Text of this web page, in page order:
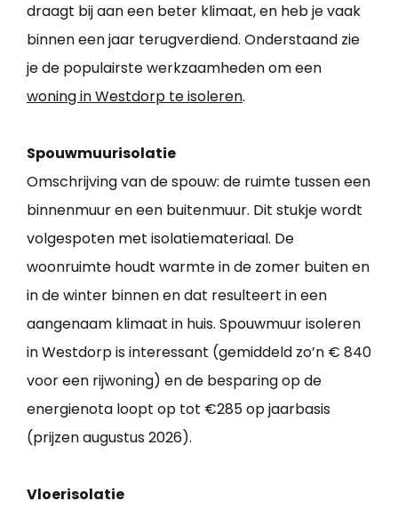
draagt bij aan een beter klimaat, en heb je vaak
binnen een jaar terugverdiend. Onderstaand zie
je de populairste werkzaamheden om een
woning in Westdorp te isoleren.
Spouwmuurisolatie
Omschrijving van de spouw: de ruimte tussen een
binnenmuur en een buitenmuur. Dit stukje wordt
volgespoten met isolatiemateriaal. De
woonruimte houdt warmte in de zomer buiten en
in de winter binnen en dat resulteert in een
aangenaam klimaat in huis. Spouwmuur isoleren
in Westdorp is interessant (gemiddeld zo’n € 840
voor een rijwoning) en de besparing op de
energienota loopt op tot €285 op jaarbasis
(prijzen augustus 2026).
Vloerisolatie